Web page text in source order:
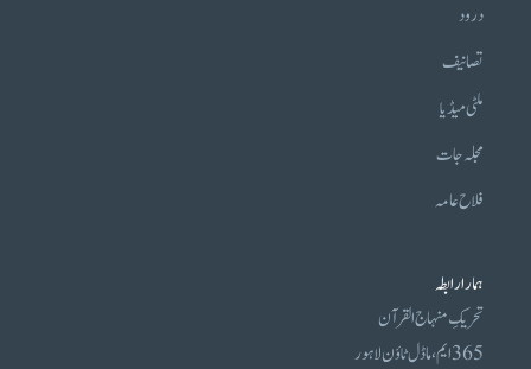
درود
تصانیف
ملٹی میڈیا
مجلہ جات
فلاح عامہ
ہمارا رابطہ
تحریکِ منہاج القرآن
365 ایم، ماڈل ٹاؤن لاہور